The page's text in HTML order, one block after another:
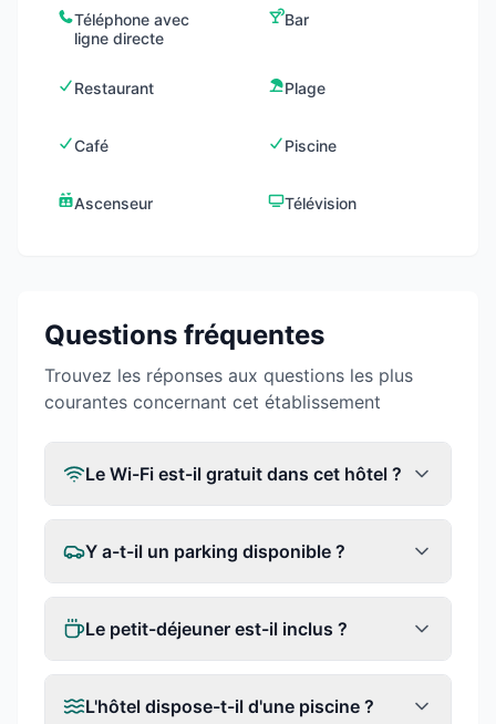
Téléphone avec
ligne directe
Bar
Restaurant Plage
Café Piscine
Ascenseur Télévision
Questions fréquentes
Trouvez les réponses aux questions les plus
courantes concernant cet établissement
Le Wi-Fi est-il gratuit dans cet hôtel ?
Y a-t-il un parking disponible ?
Le petit-déjeuner est-il inclus ?
L'hôtel dispose-t-il d'une piscine ?